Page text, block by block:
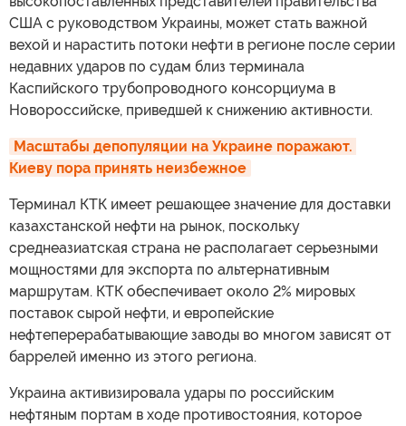
США с руководством Украины, может стать важной
вехой и нарастить потоки нефти в регионе после серии
недавних ударов по судам близ терминала
Каспийского трубопроводного консорциума в
Новороссийске, приведшей к снижению активности.
Масштабы депопуляции на Украине поражают.
Киеву пора принять неизбежное
Терминал КТК имеет решающее значение для доставки
казахстанской нефти на рынок, поскольку
среднеазиатская страна не располагает серьезными
мощностями для экспорта по альтернативным
маршрутам. КТК обеспечивает около 2% мировых
поставок сырой нефти, и европейские
нефтеперерабатывающие заводы во многом зависят от
баррелей именно из этого региона.
Украина активизировала удары по российским
нефтяным портам в ходе противостояния, которое